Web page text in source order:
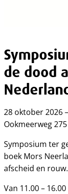
de dood
28 oktober 2026
Ookmeerweg
Symposium ter
boek Mors
afscheid en rouw.
Van 11.00 –